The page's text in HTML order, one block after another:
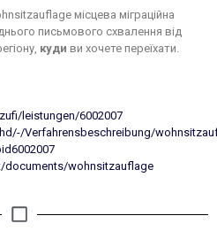
місцева міграційна
письмового схвалення від
куди ви хочете переїхати.
leistungen/6002007
Verfahrensbeschreibung/
documents/wohnsitzauflage